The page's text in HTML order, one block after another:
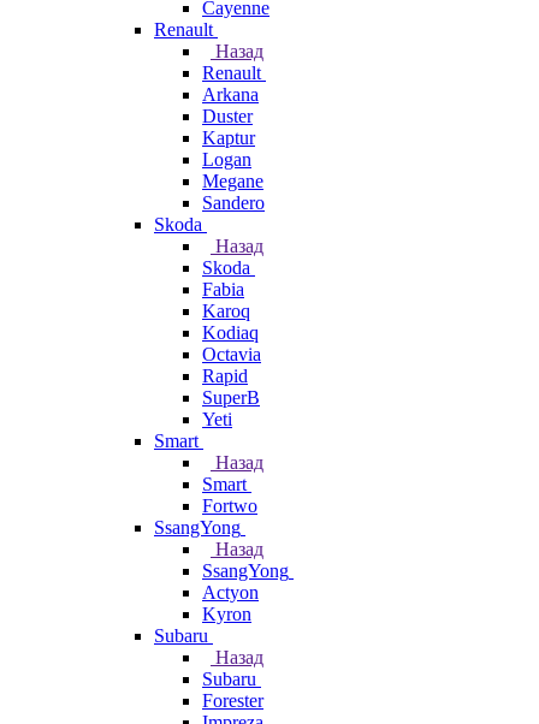
Cayenne
Renault
Назад
Renault
Arkana
Duster
Kaptur
Logan
Megane
Sandero
Skoda
Назад
Skoda
Fabia
Karoq
Kodiaq
Octavia
Rapid
SuperB
Yeti
Smart
Назад
Smart
Fortwo
SsangYong
Назад
SsangYong
Actyon
Kyron
Subaru
Назад
Subaru
Forester